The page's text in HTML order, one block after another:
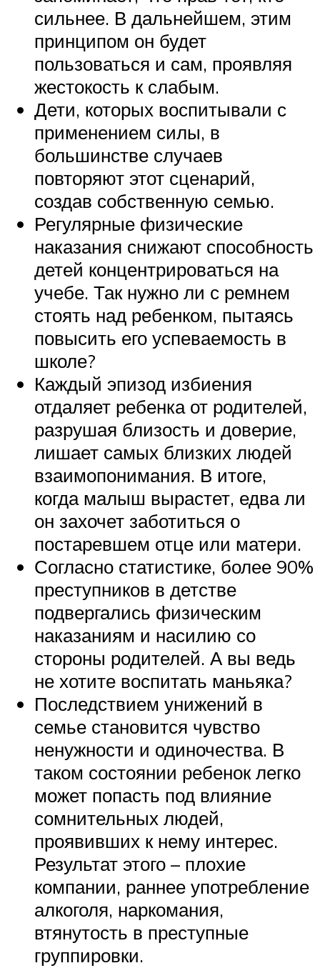
сильнее. В дальнейшем, этим
принципом он будет
пользоваться и сам, проявляя
жестокость к слабым.
Дети, которых воспитывали с
применением силы, в
большинстве случаев
повторяют этот сценарий,
создав собственную семью.
Регулярные физические
наказания снижают способность
детей концентрироваться на
учебе. Так нужно ли с ремнем
стоять над ребенком, пытаясь
повысить его успеваемость в
школе?
Каждый эпизод избиения
отдаляет ребенка от родителей,
разрушая близость и доверие,
лишает самых близких людей
взаимопонимания. В итоге,
когда малыш вырастет, едва ли
он захочет заботиться о
постаревшем отце или матери.
Согласно статистике, более 90%
преступников в детстве
подвергались физическим
наказаниям и насилию со
стороны родителей. А вы ведь
не хотите воспитать маньяка?
Последствием унижений в
семье становится чувство
ненужности и одиночества. В
таком состоянии ребенок легко
может попасть под влияние
сомнительных людей,
проявивших к нему интерес.
Результат этого – плохие
компании, раннее употребление
алкоголя, наркомания,
втянутость в преступные
группировки.